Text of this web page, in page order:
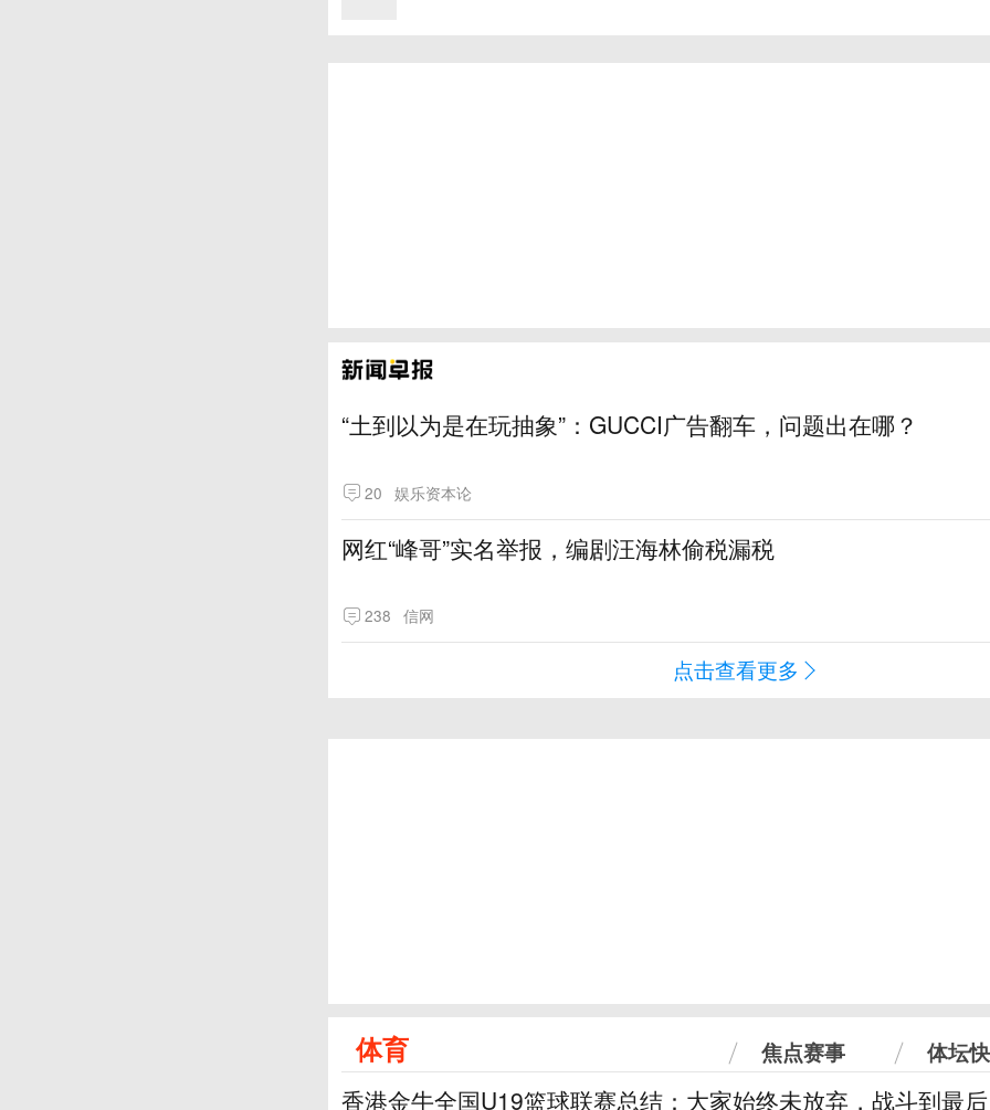
“土到以为是在玩抽象”：GUCCI广告翻车，问题出在哪？
20 娱乐资本论
网红“峰哥”实名举报，编剧汪海林偷税漏税
238 信网
点击查看更多
体育 焦点赛事 体坛
香港金牛全国U19篮球联赛总结：大家始终未放弃，战斗到最后